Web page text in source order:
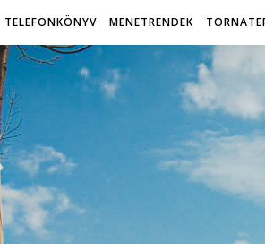
TELEFONKÖNYV MENETRENDEK